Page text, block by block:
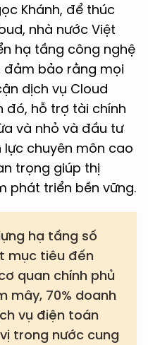
Khánh, để thúc
nhà nước Việt
hạ tầng công nghệ
bảo rằng mọi
dịch vụ Cloud
đó, hỗ trợ tài chính
và nhỏ và đầu tư
chuyên môn cao
trọng giúp thị
phát triển bền vững.
hạ tầng số
mục tiêu đến
quan chính phủ
mây, 70% doanh
vụ điện toán
trong nước cung